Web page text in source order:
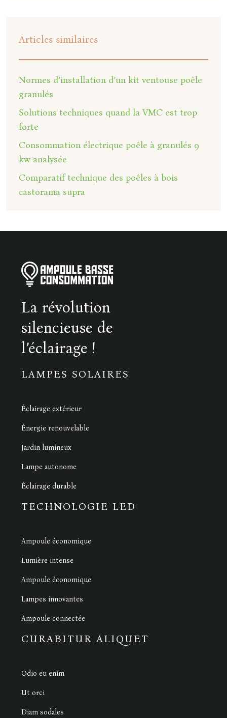
Articles similaires
Normes d’installation d’un kit ventouse poêle
granulés
Solutions techniques quand la VMC est trop
forte
Consommation électrique poêle à granulés 9
kw analysée
Comparatif technique des poêles à bois
castorama supra
La révolution
silencieuse de
l’éclairage !
LAMPES SOLAIRES
Éclairage extérieur
Énergie renouvelable
Jardin lumineux
Lampe autonome
Éclairage durable
TECHNOLOGIE LED
Ampoule économique
Lumière intense
Ampoule économique
Lampes innovantes
Ampoule connectée
CURABITUR ALIQUET
Odio eu enim
Ut orci
Diam sodales